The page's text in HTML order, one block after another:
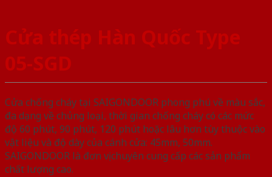
Cửa thép Hàn Quốc Type
05-SGD
Cửa chống cháy tại SAIGONDOOR phong phú về màu sắc,
đa dạng về chủng loại, thời gian chống cháy có các mức
độ 60 phút, 90 phút, 120 phút hoặc lâu hơn tùy thuộc vào
vật liệu và độ dày của cánh cửa: 45mm, 50mm.
SAIGONDOOR là đơn vị chuyên cung cấp các sản phẩm
chất lượng cao.